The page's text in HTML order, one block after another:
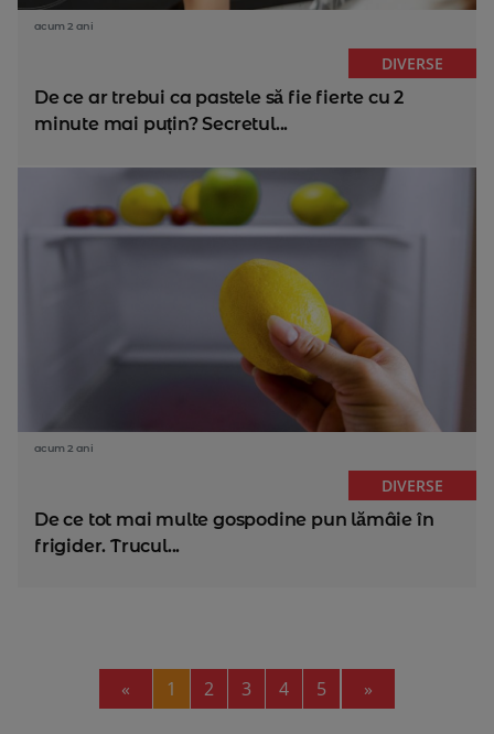
acum 2 ani
DIVERSE
De ce ar trebui ca pastele să fie fierte cu 2
minute mai puțin? Secretul...
acum 2 ani
DIVERSE
De ce tot mai multe gospodine pun lămâie în
frigider. Trucul...
« Previous
1 2 3 4 5 »